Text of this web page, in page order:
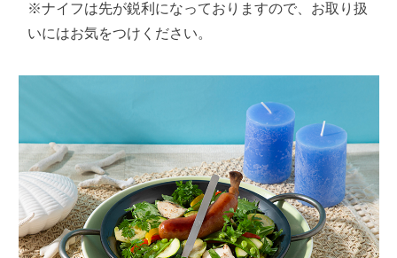
※ナイフは先が鋭利になっておりますので、お取り扱
いにはお気をつけください。